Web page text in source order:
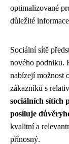
optimalizované
důležité
Sociální sítě
nového podniku.
nabízejí možnost
zákazníků s
sociálních sítích
posiluje
kvalitní a
přínosný.